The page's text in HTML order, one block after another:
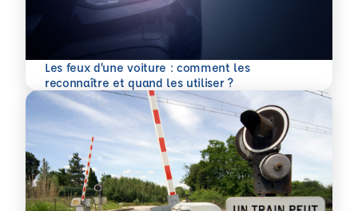
Les feux d’une voiture : comment les
reconnaître et quand les utiliser ?
En savoir plus